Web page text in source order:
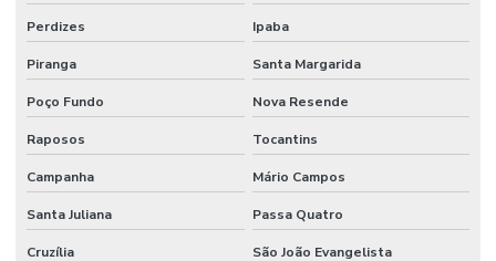
Perdizes Ipaba
Piranga Santa Margarida
Poço Fundo Nova Resende
Raposos Tocantins
Campanha Mário Campos
Santa Juliana Passa Quatro
Cruzília São João Evangelista